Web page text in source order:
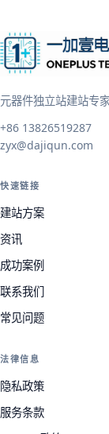
元器件独立站建站专
+86 13826519287
zyx@dajiqun.com
快速链接
建站方案
资讯
成功案例
联系我们
常见问题
法律信息
隐私政策
服务条款